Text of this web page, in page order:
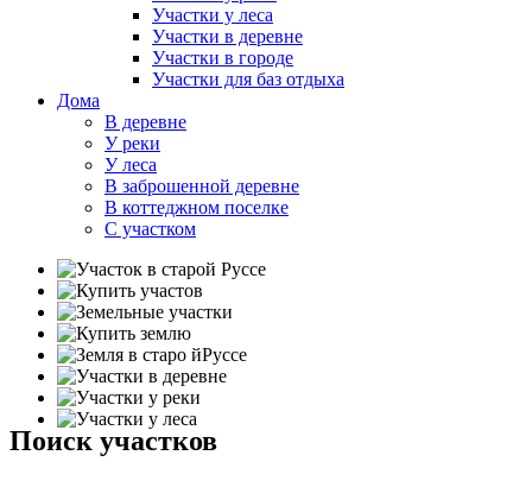
Участки у леса
Участки в деревне
Участки в городе
Участки для баз отдыха
Дома
В деревне
У реки
У леса
В заброшенной деревне
В коттеджном поселке
С участком
Поиск участков